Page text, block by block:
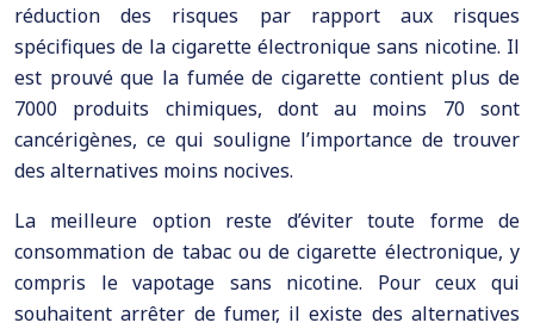
réduction des risques par rapport aux risques
spécifiques de la cigarette électronique sans nicotine. Il
est prouvé que la fumée de cigarette contient plus de
7000 produits chimiques, dont au moins 70 sont
cancérigènes, ce qui souligne l’importance de trouver
des alternatives moins nocives.
La meilleure option reste d’éviter toute forme de
consommation de tabac ou de cigarette électronique, y
compris le vapotage sans nicotine. Pour ceux qui
souhaitent arrêter de fumer, il existe des alternatives